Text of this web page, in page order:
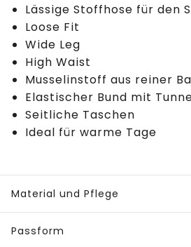
Lässige Stoffhose für den
Loose Fit
Wide Leg
High Waist
Musselinstoff aus reiner
Elastischer Bund mit
Seitliche Taschen
Ideal für warme Tage
Material und Pflege
Passform